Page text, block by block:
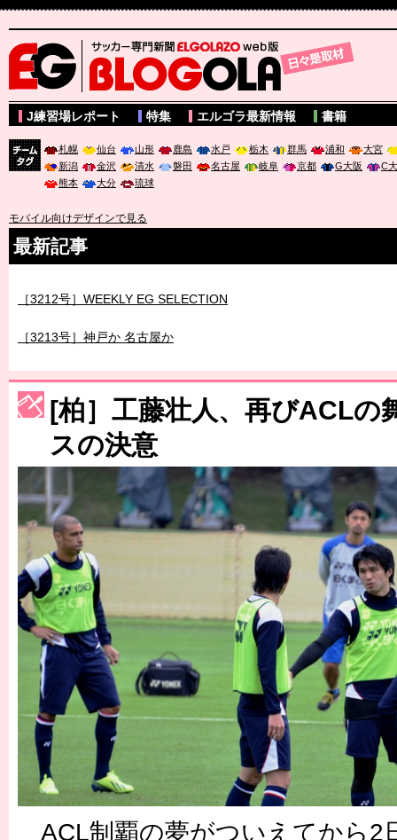
サッカー専門新聞ELGOLAZO web版 BLOGOLA
J練習場レポート 特集 エルゴラ最新情報 書籍
札幌 仙台 山形 鹿島 水戸 栃木 群馬 浦和
大宮
新潟
金沢 清水 磐田 名古屋 岐阜 京都 G大阪
C
熊本
大分 琉球
モバイル向けデザインで見る
最新記事
［3214号］WEST制覇
［3215号］WEEKLY EG SELECTION
［3216号］行く末占うラストワン
［3217号］最高の景色へ出国
［3218号］WEEKLY EG SELECTION
［3219号］特別な覇者へ 大逆転か連破か
［3220号］伝説の王者、黄金のシャーレ
[柏］工藤壮人、再びACL
スの決意
ACL制覇の夢がついえてから2